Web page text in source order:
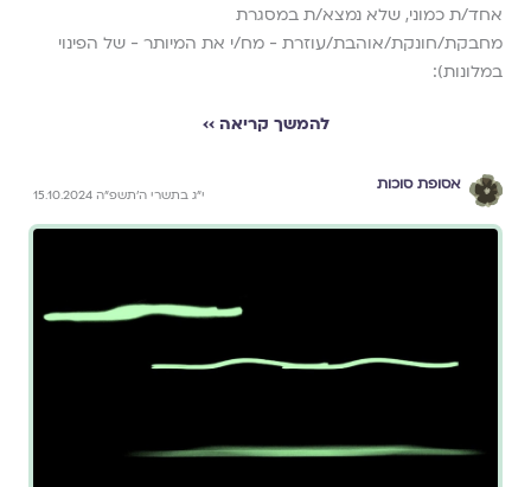
אחד/ת כמוני, שלא נמצא/ת במסגרת
מחבקת/חונקת/אוהבת/עוזרת - מח/י את המיותר - של הפינוי
במלונות):
להמשך קריאה ››
אסופת סוכות
י״ג בתשרי ה׳תשפ״ה 15.10.2024